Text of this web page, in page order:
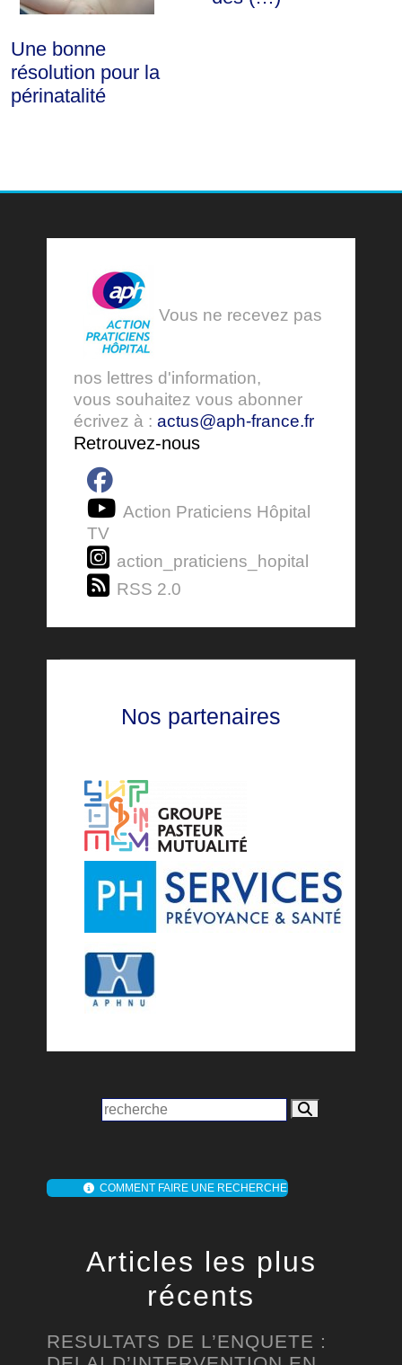
Une bonne
résolution pour la
périnatalité
Vous ne recevez pas
nos lettres d'information,
vous souhaitez vous abonner
écrivez à : actus@aph-france.fr
Retrouvez-nous
Action Praticiens Hôpital
TV
action_praticiens_hopital
RSS 2.0
Nos partenaires
COMMENT FAIRE UNE RECHERCHE
Articles les plus
récents
RESULTATS DE L’ENQUETE :